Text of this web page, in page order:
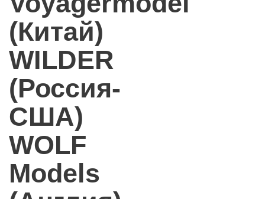
(Китай)
WILDER
(Россия-
США)
WOLF
Models